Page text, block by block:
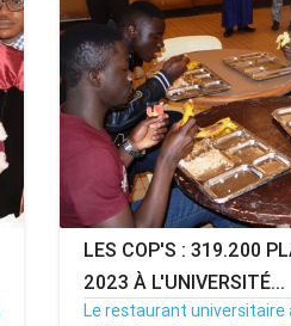
LES COP'S : 319.200
2023 À L'UNIVERSITÉ...
Le restaurant